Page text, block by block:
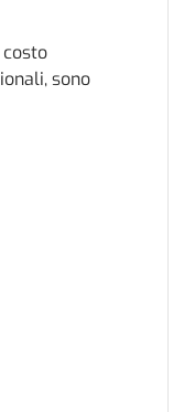
sono